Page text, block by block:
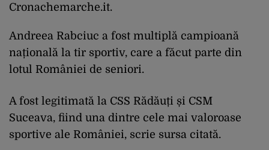
Cronachemarche.it.
Andreea Rabciuc a fost multiplă campioană
națională la tir sportiv, care a făcut parte din
lotul României de seniori.
A fost legitimată la CSS Rădăuți și CSM
Suceava, fiind una dintre cele mai valoroase
sportive ale României, scrie sursa citată.